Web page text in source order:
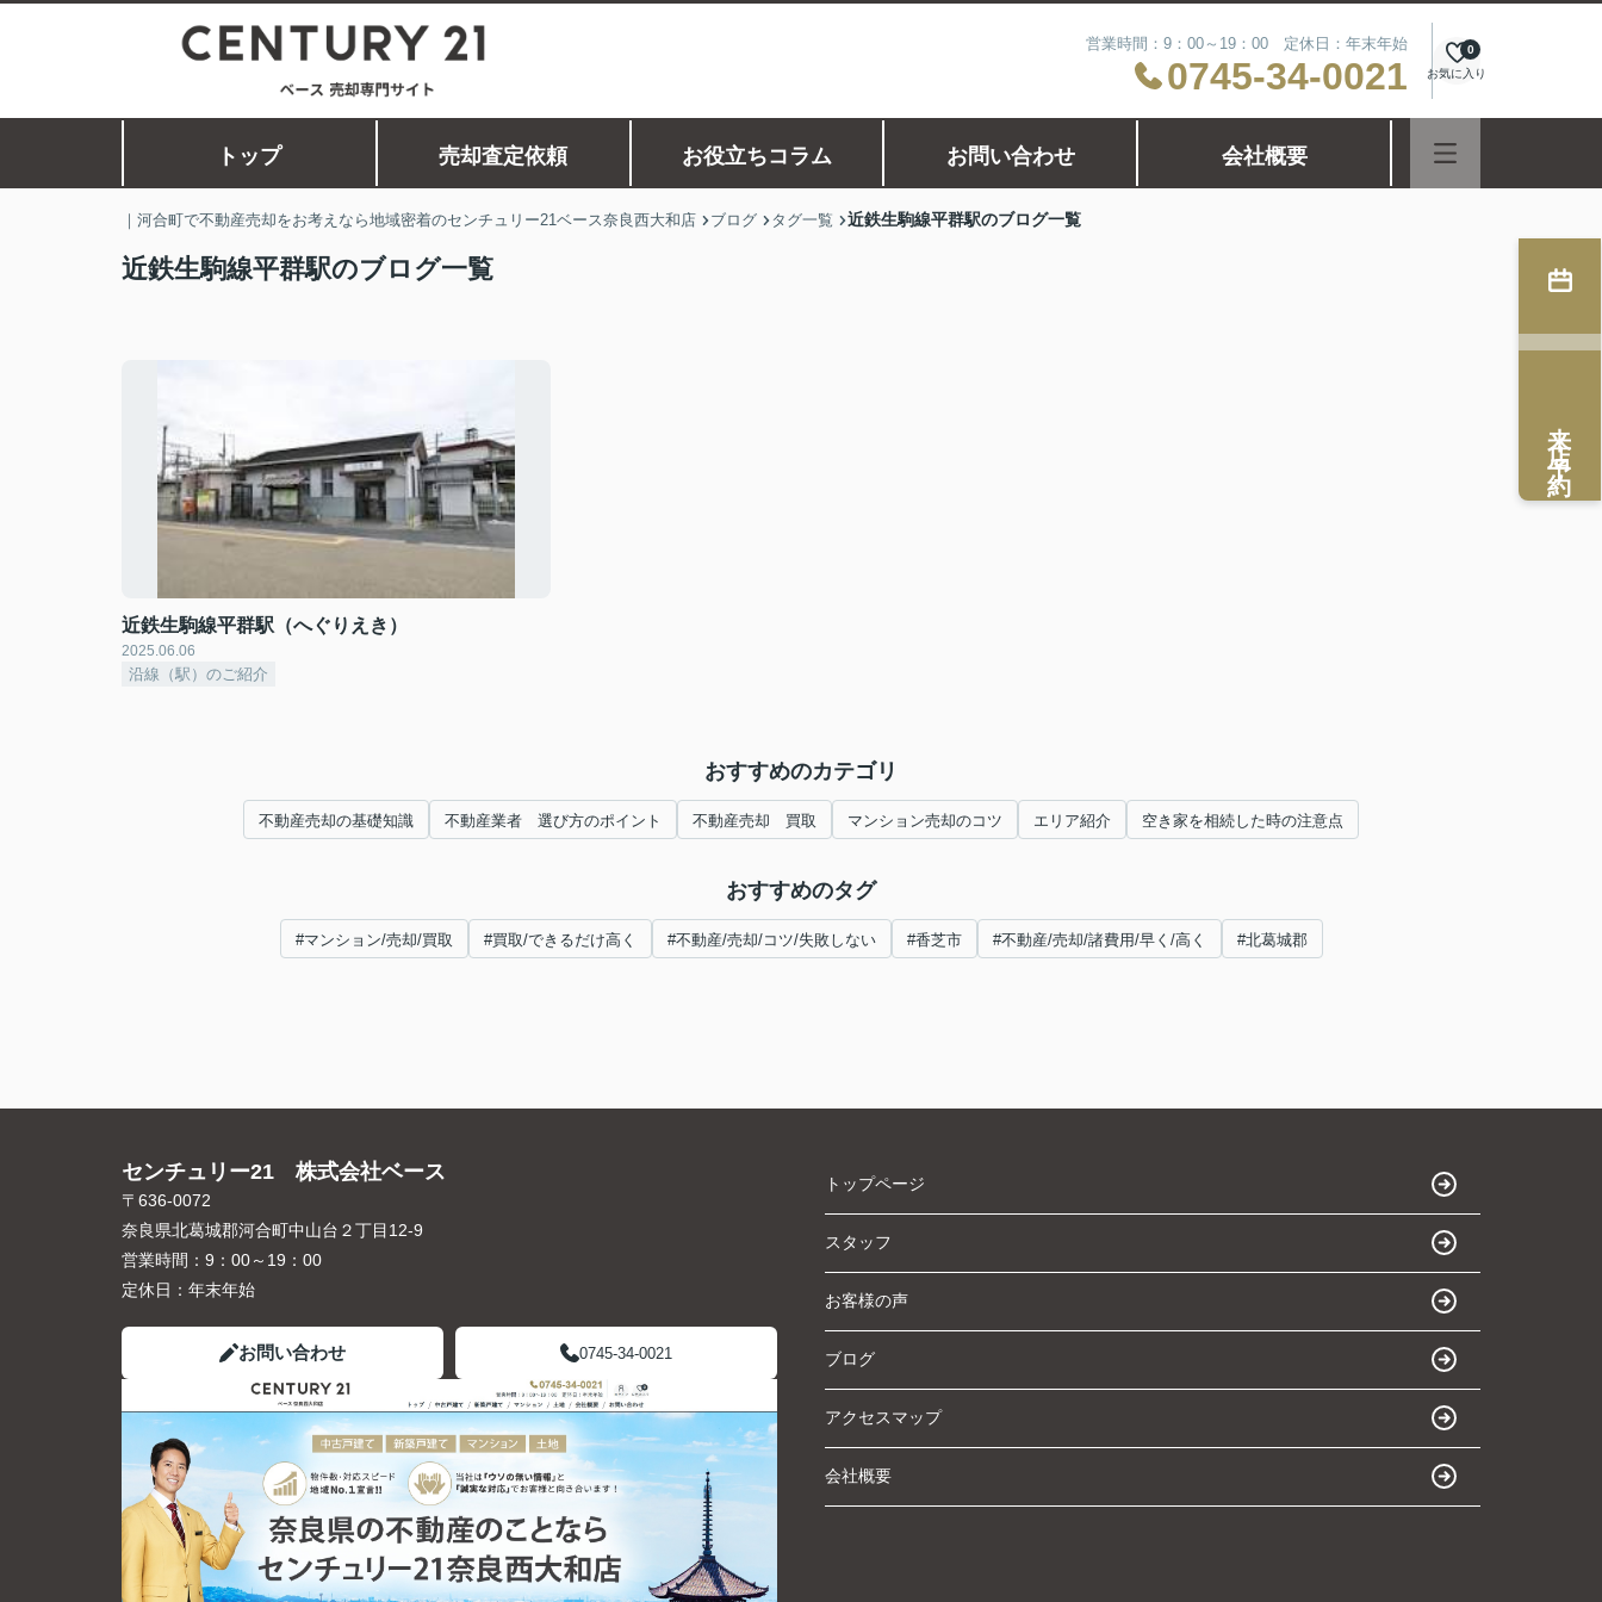
営業時間：9：00～19：00 定休日：年末年始
0745-34-0021 お気に入り
0
トップ 売却査定依頼 お役立ちコラム お問い合わせ 会社概要
｜河合町で不動産売却をお考えなら地域密着のセンチュリー21ベース奈良西大和店 ブログ タグ一覧 近鉄生駒線平群駅のブログ一覧
近鉄生駒線平群駅のブログ一覧
近鉄生駒線平群駅（へぐりえき）
2025.06.06
沿線（駅）のご紹介
おすすめのカテゴリ
不動産売却の基礎知識 不動産業者 選び方のポイント 不動産売却 買取 マンション売却のコツ エリア紹介 空き家を相続した時の注意点
おすすめのタグ
#マンション/売却/買取 #買取/できるだけ高く #不動産/売却/コツ/失敗しない #香芝市 #不動産/売却/諸費用/早く/高く #北葛城郡
来店予約
センチュリー21 株式会社ベース
〒636-0072
奈良県北葛城郡河合町中山台２丁目12-9
営業時間： 9：00～19：00
定休日： 年末年始
お問い合わせ 0745-34-0021
トップページ
スタッフ
お客様の声
ブログ
アクセスマップ
会社概要